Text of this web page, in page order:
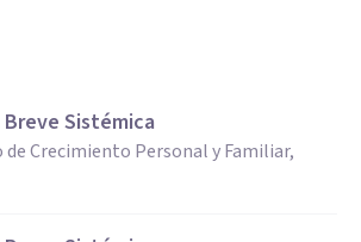
Sistémica
de Crecimiento Personal y Familiar,